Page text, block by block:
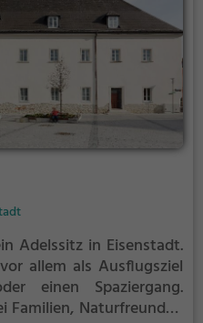
Adelssitz in Eisenstadt.
allem als Ausflugsziel
einen Spaziergang.
Familien, Naturfreunden